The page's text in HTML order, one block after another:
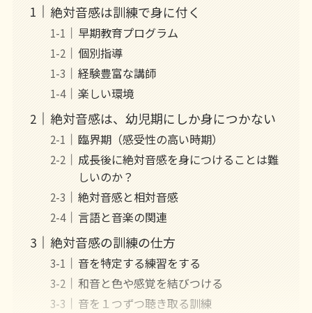
絶対音感は訓練で身に付く
早期教育プログラム
個別指導
経験豊富な講師
楽しい環境
絶対音感は、幼児期にしか身につかない
臨界期（感受性の高い時期）
成長後に絶対音感を身につけることは難
しいのか？
絶対音感と相対音感
言語と音楽の関連
絶対音感の訓練の仕方
音を特定する練習をする
和音と色や感覚を結びつける
音を１つずつ聴き取る訓練